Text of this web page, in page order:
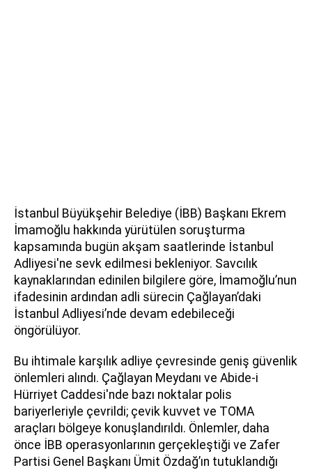
İstanbul Büyükşehir Belediye (İBB) Başkanı Ekrem
İmamoğlu hakkında yürütülen soruşturma
kapsamında bugün akşam saatlerinde İstanbul
Adliyesi'ne sevk edilmesi bekleniyor. Savcılık
kaynaklarından edinilen bilgilere göre, İmamoğlu’nun
ifadesinin ardından adli sürecin Çağlayan’daki
İstanbul Adliyesi’nde devam edebileceği
öngörülüyor.
Bu ihtimale karşılık adliye çevresinde geniş güvenlik
önlemleri alındı. Çağlayan Meydanı ve Abide-i
Hürriyet Caddesi'nde bazı noktalar polis
bariyerleriyle çevrildi; çevik kuvvet ve TOMA
araçları bölgeye konuşlandırıldı. Önlemler, daha
önce İBB operasyonlarının gerçekleştiği ve Zafer
Partisi Genel Başkanı Ümit Özdağ’ın tutuklandığı